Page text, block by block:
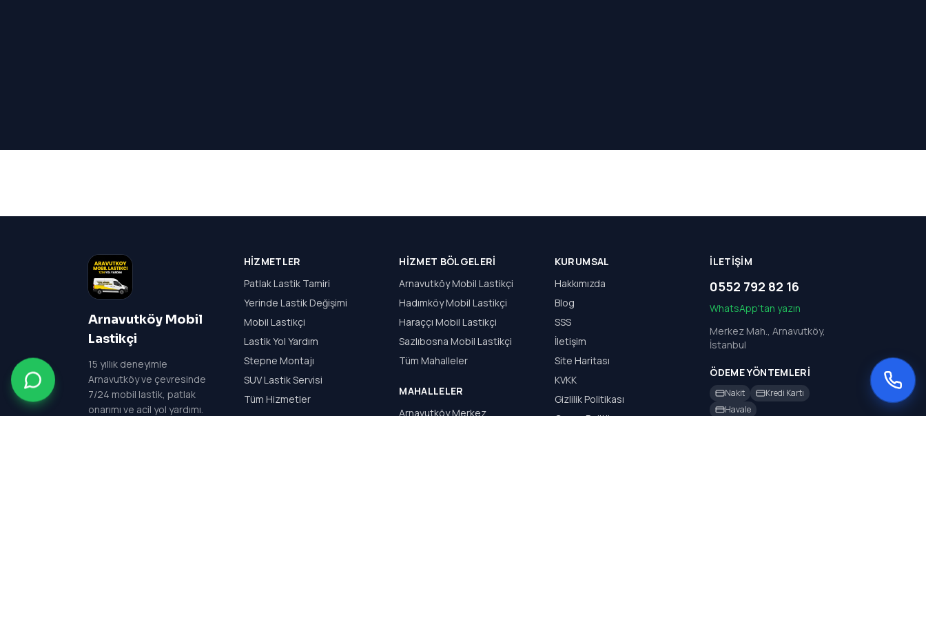
Arnavutköy Mobil
Lastikçi
15 yıllık deneyimle
Arnavutköy ve çevresinde
7/24 mobil lastik, patlak
onarımı ve acil yol yardımı.
HIZMETLER
Patlak Lastik Tamiri
Yerinde Lastik Değişimi
Mobil Lastikçi
Lastik Yol Yardım
Stepne Montajı
SUV Lastik Servisi
Tüm Hizmetler
HIZMET BÖLGELERI
Arnavutköy Mobil Lastikçi
Hadımköy Mobil Lastikçi
Haraççı Mobil Lastikçi
Sazlıbosna Mobil Lastikçi
Tüm Mahalleler
MAHALLELER
Arnavutköy Merkez
KURUMSAL
Hakkımızda
Blog
SSS
İletişim
Site Haritası
KVKK
Gizlilik Politikası
Çerez Politikası
İLETIŞIM
0552 792 82 16
WhatsApp'tan yazın
Merkez Mah., Arnavutköy,
İstanbul
ÖDEME YÖNTEMLERI
Nakit
Kredi Kartı
Havale